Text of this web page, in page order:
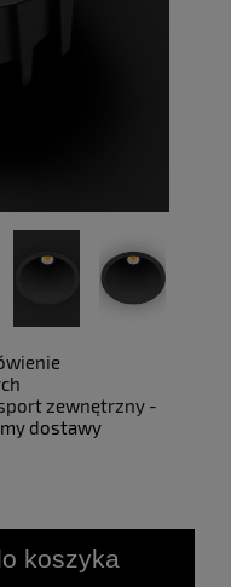
zewnętrzny -
dostawy
koszyka